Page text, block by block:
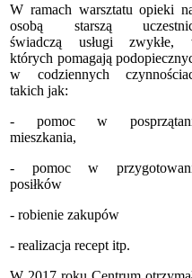
W ramach warsztatu opieki
osobą starszą
świadczą usługi zwykłe,
których pomagają
w codziennych
takich jak:
- pomoc w
mieszkania,
- pomoc w
posiłków
- robienie zakupów
- realizacja recept itp.